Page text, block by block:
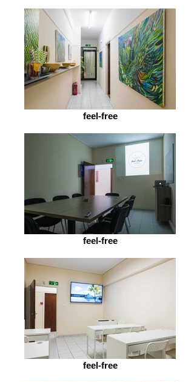
feel-free
feel-free
feel-free